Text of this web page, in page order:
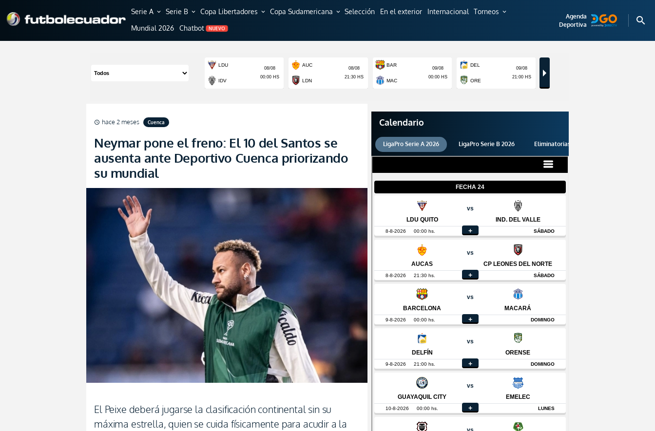
Serie A expand_more Serie B expand_more Copa Libertadores expand_more Copa Sudamericana expand_more Selección En el exterior Internacional Torneos expand_more
Mundial 2026 Chatbot NUEVO
Agenda
Deportiva
search
schedule hace 2 meses Cuenca
Neymar pone el freno: El 10 del Santos se
ausenta ante Deportivo Cuenca priorizando
su mundial
El Peixe deberá jugarse la clasificación continental sin su
máxima estrella, quien se cuida físicamente para acudir a la
Calendario
LigaPro Serie A 2026 LigaPro Serie B 2026 Eliminatorias 2026